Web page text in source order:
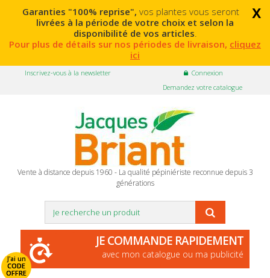
x
Garanties "100% reprise", vos plantes vous seront
livrées à la période de votre choix et selon la
disponibilité de vos articles.
Pour plus de détails sur nos périodes de livraison, cliquez
ici
Connexion
Inscrivez-vous à la newsletter
Demandez votre catalogue
Vente à distance depuis 1960 - La qualité pépiniériste reconnue depuis 3
générations
J'ai un
CODE
OFFRE
JE COMMANDE RAPIDEMENT
avec mon catalogue ou ma publicité